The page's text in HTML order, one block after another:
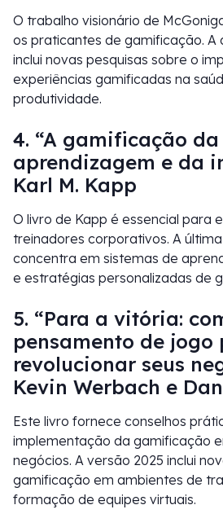
O trabalho visionário de
os praticantes de gamificação. A
inclui novas pesquisas sobre o
experiências gamificadas na
produtividade.
4. “A gamificação da
aprendizagem e da
Karl M. Kapp
O livro de Kapp é essencial para
treinadores corporativos. A
concentra em sistemas de
e estratégias personalizadas de
5. “Para a vitória:
pensamento de jogo
revolucionar seus
Kevin Werbach e
Este livro fornece conselhos
implementação da gamificação
negócios. A versão 2025 inclui
gamificação em ambientes de
formação de equipes virtuais.